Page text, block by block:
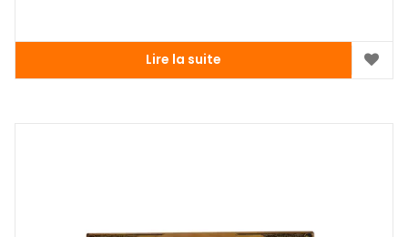
Lire la suite